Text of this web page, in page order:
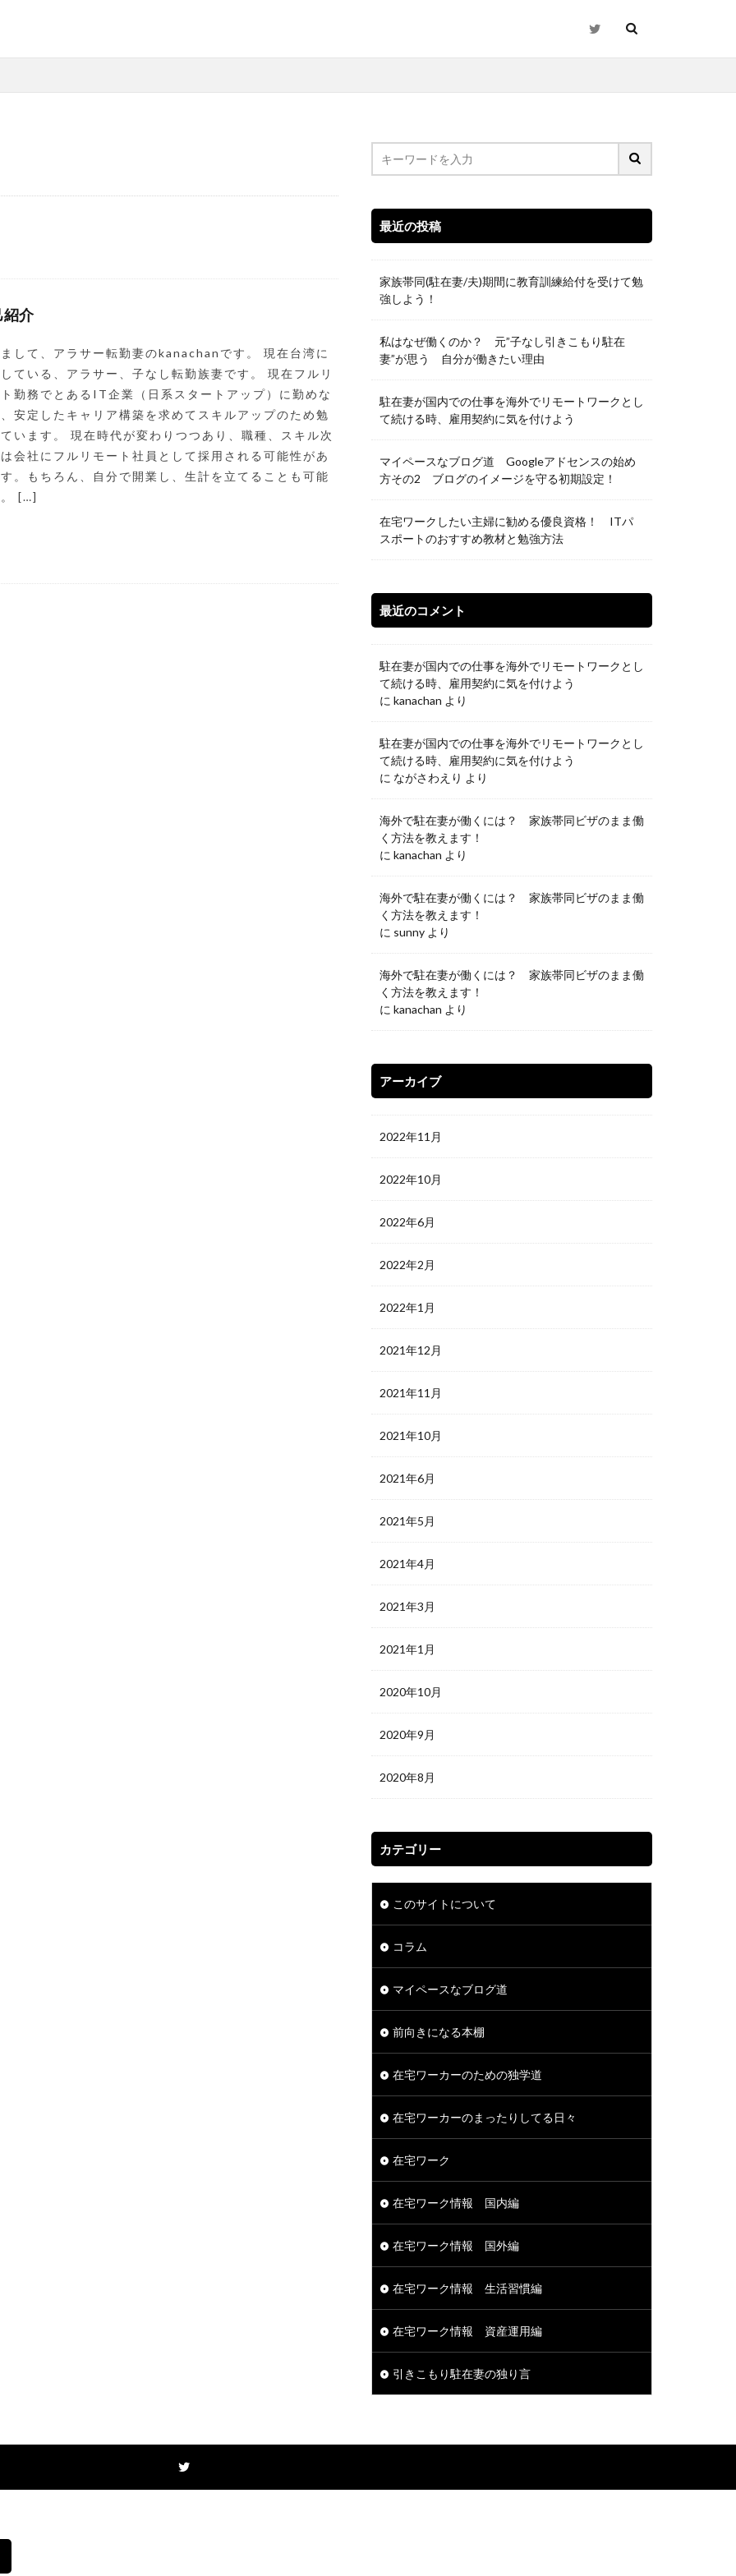
紹介
して、アラサー転勤妻のkanachanです。 現在台湾に
ている、アラサー、子なし転勤族妻です。 現在フルリ
勤務でとあるIT企業（日系スタートアップ）に勤めな
安定したキャリア構築を求めてスキルアップのため勉
います。 現在時代が変わりつつあり、職種、スキル次
会社にフルリモート社員として採用される可能性があ
。もちろん、自分で開業し、生計を立てることも可能
[…]
最近の投稿
家族帯同(駐在妻/夫)期間に教育訓練給付を受けて勉
強しよう！
私はなぜ働くのか？ 元”子なし引きこもり駐在
妻”が思う 自分が働きたい理由
駐在妻が国内での仕事を海外でリモートワークとし
て続ける時、雇用契約に気を付けよう
マイペースなブログ道 Googleアドセンスの始め
方その2 ブログのイメージを守る初期設定！
在宅ワークしたい主婦に勧める優良資格！ ITパ
スポートのおすすめ教材と勉強方法
最近のコメント
駐在妻が国内での仕事を海外でリモートワークとし
て続ける時、雇用契約に気を付けよう
に kanachan より
駐在妻が国内での仕事を海外でリモートワークとし
て続ける時、雇用契約に気を付けよう
に ながさわえり より
海外で駐在妻が働くには？ 家族帯同ビザのまま働
く方法を教えます！
に kanachan より
海外で駐在妻が働くには？ 家族帯同ビザのまま働
く方法を教えます！
に sunny より
海外で駐在妻が働くには？ 家族帯同ビザのまま働
く方法を教えます！
に kanachan より
アーカイブ
2022年11月
2022年10月
2022年6月
2022年2月
2022年1月
2021年12月
2021年11月
2021年10月
2021年6月
2021年5月
2021年4月
2021年3月
2021年1月
2020年10月
2020年9月
2020年8月
カテゴリー
このサイトについて
コラム
マイペースなブログ道
前向きになる本棚
在宅ワーカーのための独学道
在宅ワーカーのまったりしてる日々
在宅ワーク
在宅ワーク情報 国内編
在宅ワーク情報 国外編
在宅ワーク情報 生活習慣編
在宅ワーク情報 資産運用編
引きこもり駐在妻の独り言